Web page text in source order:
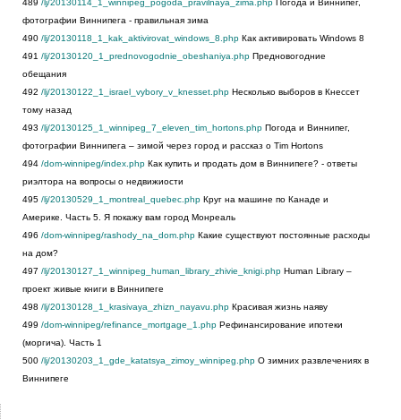
фотографии Виннипега - правильная зима
490 /lj/20130118_1_kak_aktivirovat_windows_8.php Как активировать Windows 8
491 /lj/20130120_1_prednovogodnie_obeshaniya.php Предновогодние
обещания
492 /lj/20130122_1_israel_vybory_v_knesset.php Несколько выборов в Кнессет
тому назад
493 /lj/20130125_1_winnipeg_7_eleven_tim_hortons.php Погода и Виннипег,
фотографии Виннипега – зимой через город и рассказ о Tim Hortons
494 /dom-winnipeg/index.php Как купить и продать дом в Виннипеге? - ответы
риэлтора на вопросы о недвижиости
495 /lj/20130529_1_montreal_quebec.php Круг на машине по Канаде и
Америке. Часть 5. Я покажу вам город Монреаль
496 /dom-winnipeg/rashody_na_dom.php Какие существуют постоянные расходы
на дом?
497 /lj/20130127_1_winnipeg_human_library_zhivie_knigi.php Human Library –
проект живые книги в Виннипеге
498 /lj/20130128_1_krasivaya_zhizn_nayavu.php Красивая жизнь наяву
499 /dom-winnipeg/refinance_mortgage_1.php Рефинансирование ипотеки
(моргича). Часть 1
500 /lj/20130203_1_gde_katatsya_zimoy_winnipeg.php О зимних развлечениях в
Виннипеге